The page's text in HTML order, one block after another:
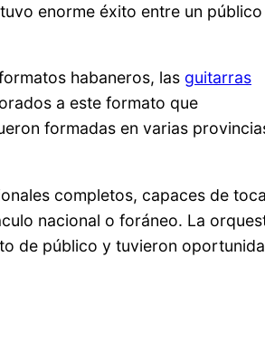
enorme éxito entre un
habaneros, las guitarras
a este formato que
formadas en varias
completos, capaces de
nacional o foráneo. La
de público y tuvieron